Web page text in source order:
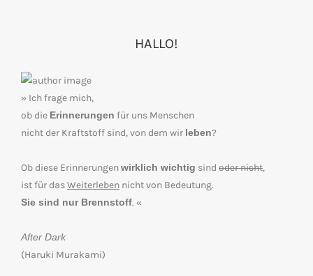
HALLO!
» Ich frage mich,
ob die Erinnerungen für uns Menschen
nicht der Kraftstoff sind, von dem wir leben?
Ob diese Erinnerungenwirklich wichtig sind oder nicht,
ist für dasWeiterleben nicht von Bedeutung.
Sie sind nur Brennstoff. «
After Dark
(Haruki Murakami)